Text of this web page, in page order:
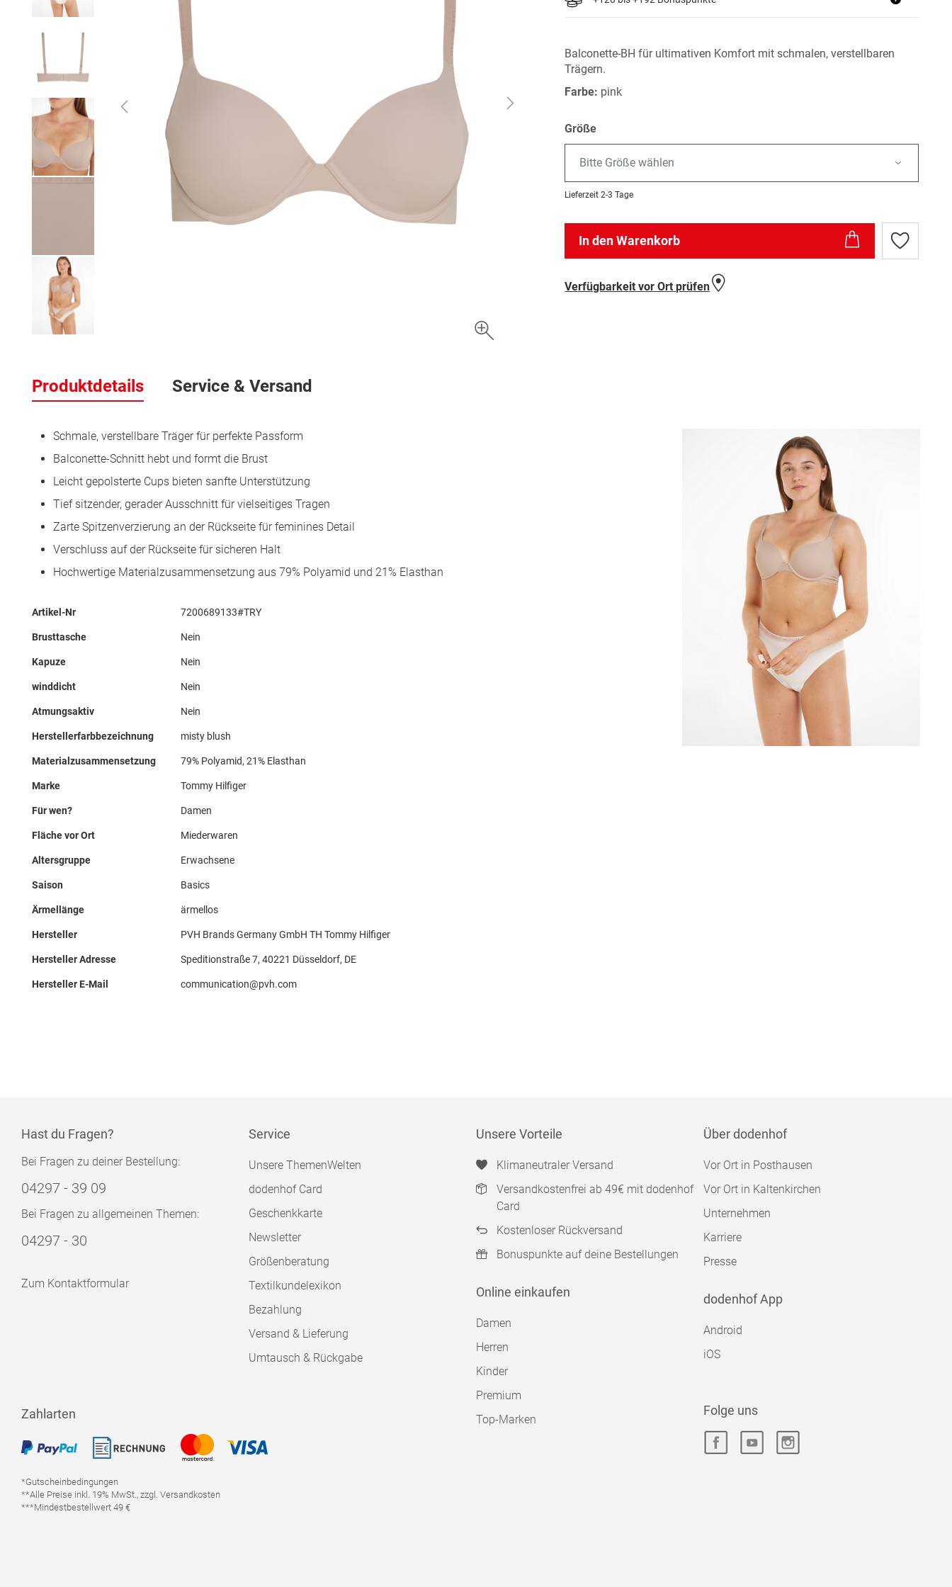
der
Bildergalerie
Balconette-BH für ultimativen Komfort mit schmalen, verstellbaren
Trägern.
Farbe: pink
Größe
Bitte Größe wählen
Lieferzeit 2-3 Tage
In den Warenkorb
Zur
Wunschliste
Verfügbarkeit vor Ort prüfen
Produktdetails
Schmale, verstellbare Träger für perfekte Passform
Balconette-Schnitt hebt und formt die Brust
Leicht gepolsterte Cups bieten sanfte Unterstützung
Tief sitzender, gerader Ausschnitt für vielseitiges Tragen
Zarte Spitzenverzierung an der Rückseite für feminines Detail
Verschluss auf der Rückseite für sicheren Halt
Hochwertige Materialzusammensetzung aus 79% Polyamid und 21% Elasthan
Mehr
Artikel-Nr 7200689133#TRY
Brusttasche Nein
Kapuze Nein
winddicht Nein
Atmungsaktiv Nein
Herstellerfarbbezeichnung misty blush
Materialzusammensetzung 79% Polyamid, 21% Elasthan
Marke Tommy Hilfiger
Für wen? Damen
Fläche vor Ort Miederwaren
Altersgruppe Erwachsene
Saison Basics
Ärmellänge ärmellos
Hersteller PVH Brands Germany GmbH TH Tommy Hilfiger
Hersteller Adresse Speditionstraße 7, 40221 Düsseldorf, DE
Hersteller E-Mail communication@pvh.com
Service & Versand
Hast du Fragen?
Bei Fragen zu deiner Bestellung:
04297 - 39 09
Bei Fragen zu allgemeinen Themen:
04297 - 30
Zum Kontaktformular
Service
Unsere ThemenWelten
dodenhof Card
Geschenkkarte
Newsletter
Größenberatung
Textilkundelexikon
Bezahlung
Versand & Lieferung
Umtausch & Rückgabe
Unsere Vorteile
Klimaneutraler Versand
Versandkostenfrei ab 49€ mit dodenhof
Card
Kostenloser Rückversand
Bonuspunkte auf deine Bestellungen
Online einkaufen
Damen
Herren
Kinder
Premium
Top-Marken
Über dodenhof
Vor Ort in Posthausen
Vor Ort in Kaltenkirchen
Unternehmen
Karriere
Presse
dodenhof App
Android
iOS
Zahlarten
*Gutscheinbedingungen
**Alle Preise inkl. 19% MwSt., zzgl. Versandkosten
***Mindestbestellwert 49 €
Folge uns